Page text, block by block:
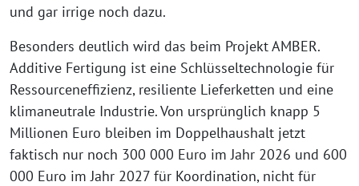
und gar irrige noch dazu.
Besonders deutlich wird das beim Projekt AMBER.
Additive Fertigung ist eine Schlüsseltechnologie für
Ressourceneffizienz, resiliente Lieferketten und eine
klimaneutrale Industrie. Von ursprünglich knapp 5
Millionen Euro bleiben im Doppelhaushalt jetzt
faktisch nur noch 300 000 Euro im Jahr 2026 und 600
000 Euro im Jahr 2027 für Koordination, nicht für